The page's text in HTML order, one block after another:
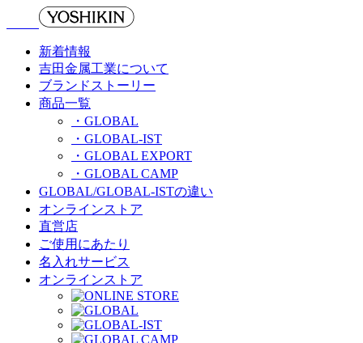
新着情報
吉田金属工業について
ブランドストーリー
商品一覧
・GLOBAL
・GLOBAL-IST
・GLOBAL EXPORT
・GLOBAL CAMP
GLOBAL/GLOBAL-ISTの違い
オンラインストア
直営店
ご使用にあたり
名入れサービス
オンラインストア